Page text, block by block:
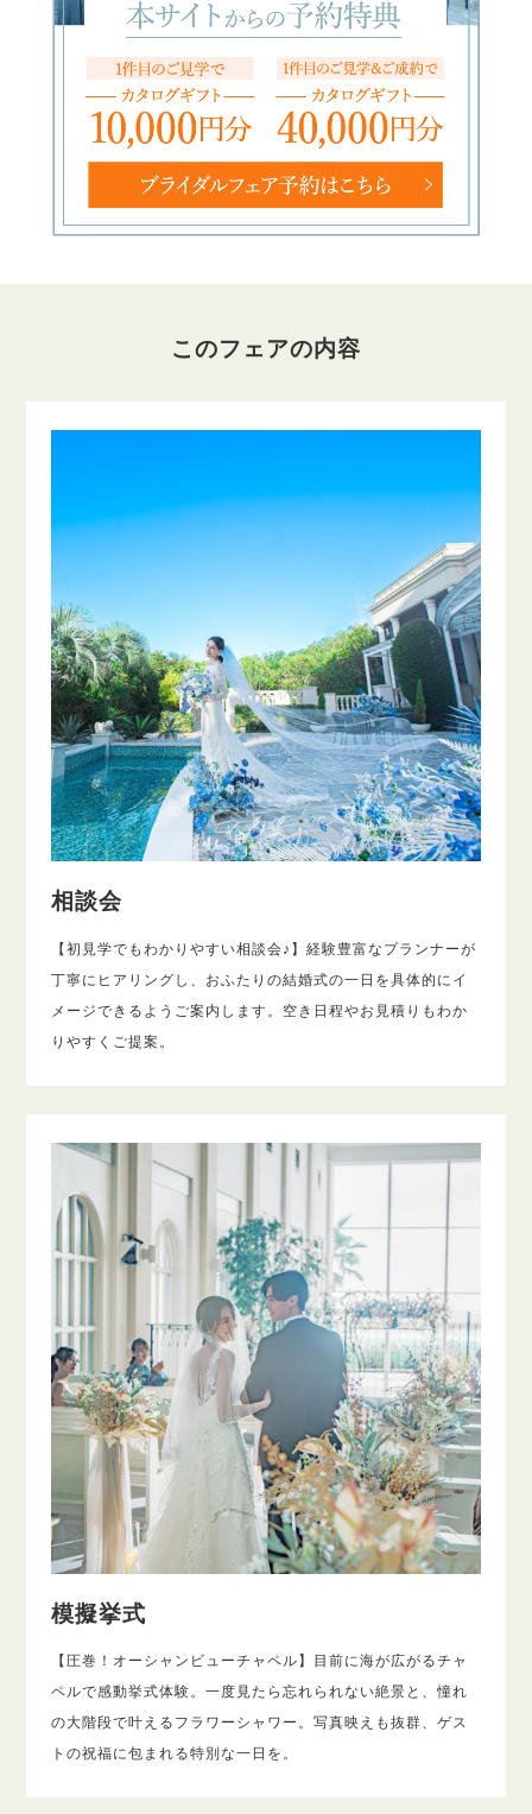
このフェアの内容
相談会
【初見学でもわかりやすい相談会♪】経験豊富なプランナーが
丁寧にヒアリングし、おふたりの結婚式の一日を具体的にイ
メージできるようご案内します。空き日程やお見積りもわか
りやすくご提案。
模擬挙式
【圧巻！オーシャンビューチャペル】目前に海が広がるチャ
ペルで感動挙式体験。一度見たら忘れられない絶景と、憧れ
の大階段で叶えるフラワーシャワー。写真映えも抜群、ゲス
トの祝福に包まれる特別な一日を。